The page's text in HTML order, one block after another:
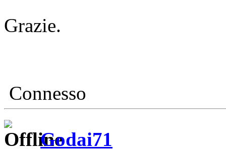
Grazie.
Connesso
Godai71